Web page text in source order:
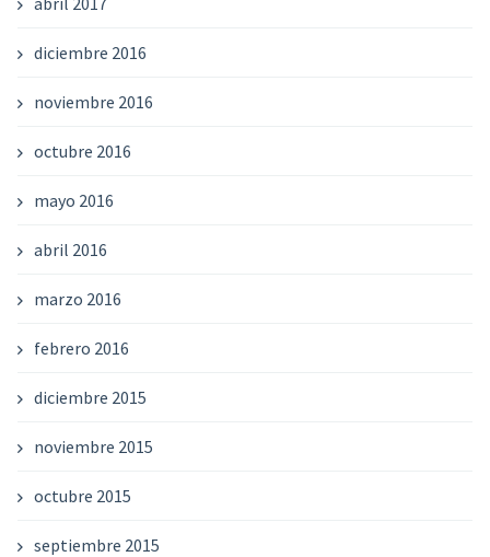
diciembre 2016
noviembre 2016
octubre 2016
mayo 2016
abril 2016
marzo 2016
febrero 2016
diciembre 2015
noviembre 2015
octubre 2015
septiembre 2015